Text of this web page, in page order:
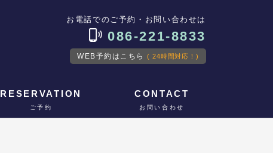
お電話でのご予約・お問い合わせは
086-221-8833
WEB予約はこちら( 24時間対応！)
RESERVATION
ご予約
CONTACT
お問い合わせ